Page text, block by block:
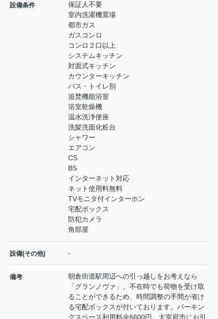
設備条件
保証人不要
室内洗濯機置場
都市ガス
ガスコンロ
コンロ２口以上
システムキッチン
対面式キッチン
カウンターキッチン
バス・トイレ別
追焚機能浴室
浴室乾燥機
温水洗浄便座
洗髪洗面化粧台
シャワー
エアコン
CS
BS
インターネット対応
ネット使用料無料
TVモニタ付インターホン
宅配ボックス
防犯カメラ
角部屋
設備(その他) -
備考
朝倉街道駅周辺への引っ越しをお考えなら
「グランノヴァ」。不在時でも荷物を受け取
ることができるため、時間調整の手間が省け
る宅配ボックスが付いております。パーキン
グスペース利用料金6600円。太宰府市にお引